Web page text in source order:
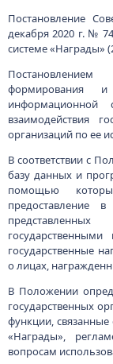
В Положении
государственных
«Награды»,
вопросам
Администрация
определяет
Владельцем АИС
правовой
Постановление
Постановление
декабря 2020 г. №
Правительства
(28.12.2020, 5/48637)
В утвержденную
Правительства
включен ряд